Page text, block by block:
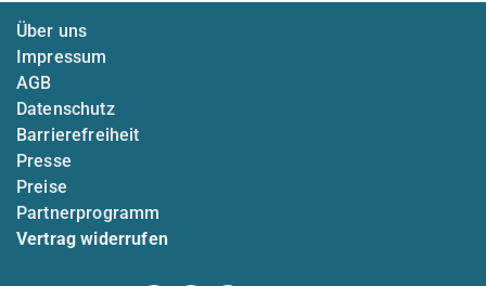
Über uns
Impressum
AGB
Datenschutz
Barrierefreiheit
Presse
Preise
Partnerprogramm
Vertrag widerrufen